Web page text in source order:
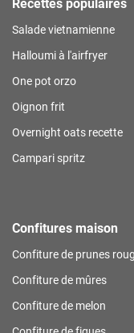
Salade vietnamienne
Halloumi à l'airfryer
One pot orzo
Oignon frit
Overnight oats recette
Campari spritz
Confitures maison
Confiture de prunes
Confiture de mûres
Confiture de melon